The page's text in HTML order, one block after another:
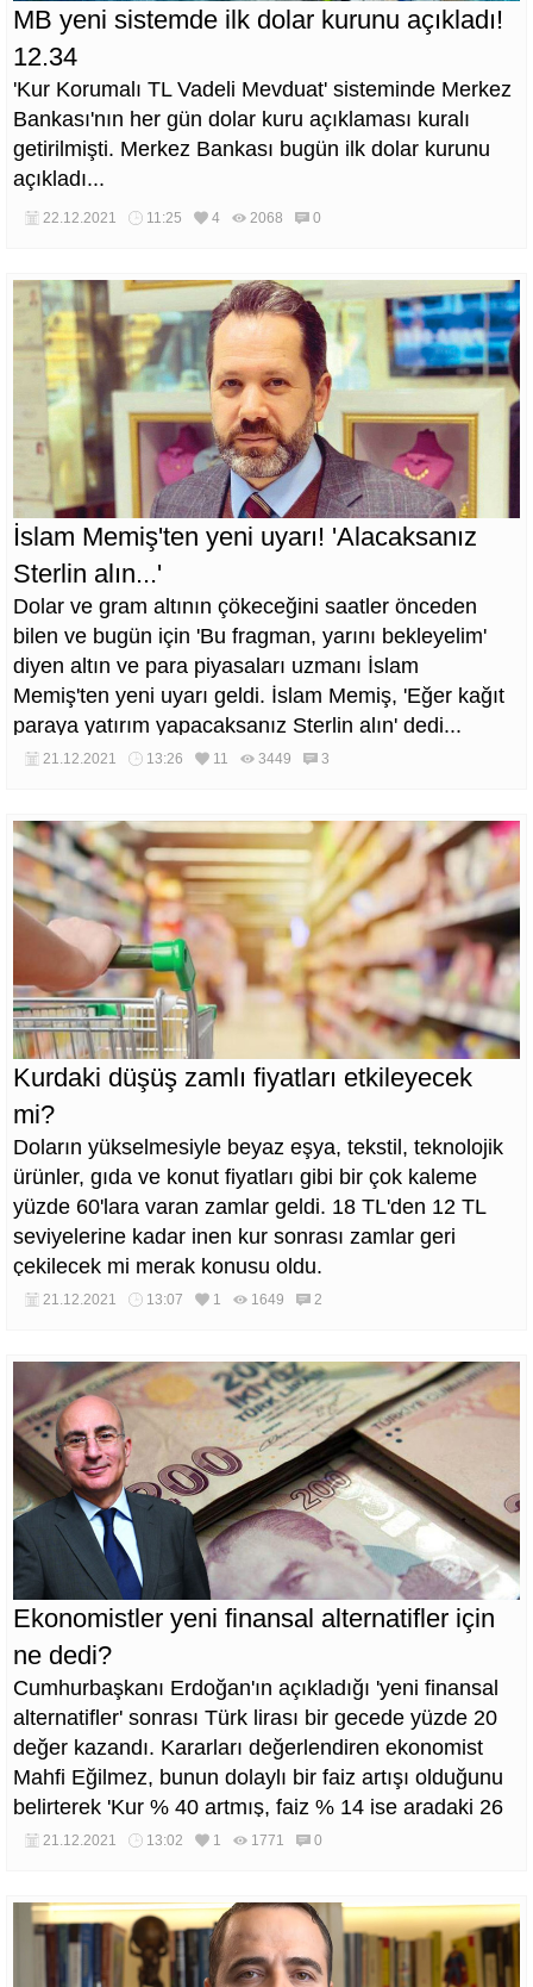
MB yeni sistemde ilk dolar kurunu açıkladı!
12.34
'Kur Korumalı TL Vadeli Mevduat' sisteminde Merkez
Bankası'nın her gün dolar kuru açıklaması kuralı
getirilmişti. Merkez Bankası bugün ilk dolar kurunu
açıkladı...
22.12.2021 11:25 4 2068 0
İslam Memiş'ten yeni uyarı! 'Alacaksanız
Sterlin alın...'
Dolar ve gram altının çökeceğini saatler önceden
bilen ve bugün için 'Bu fragman, yarını bekleyelim'
diyen altın ve para piyasaları uzmanı İslam
Memiş'ten yeni uyarı geldi. İslam Memiş, 'Eğer kağıt
paraya yatırım yapacaksanız Sterlin alın' dedi...
21.12.2021 13:26 11 3449 3
Kurdaki düşüş zamlı fiyatları etkileyecek
mi?
Doların yükselmesiyle beyaz eşya, tekstil, teknolojik
ürünler, gıda ve konut fiyatları gibi bir çok kaleme
yüzde 60'lara varan zamlar geldi. 18 TL'den 12 TL
seviyelerine kadar inen kur sonrası zamlar geri
çekilecek mi merak konusu oldu.
21.12.2021 13:07 1 1649 2
Ekonomistler yeni finansal alternatifler için
ne dedi?
Cumhurbaşkanı Erdoğan'ın açıkladığı 'yeni finansal
alternatifler' sonrası Türk lirası bir gecede yüzde 20
değer kazandı. Kararları değerlendiren ekonomist
Mahfi Eğilmez, bunun dolaylı bir faiz artışı olduğunu
belirterek 'Kur % 40 artmış, faiz % 14 ise aradaki 26
puan ödenecek. Ve bunun adı faiz olmayacak.
21.12.2021 13:02 1 1771 0